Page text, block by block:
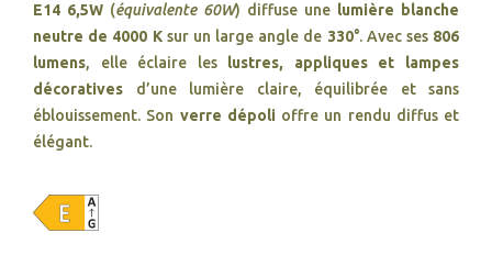
E14 6,5W (équivalente 60W) diffuse une lumière blanche
neutre de 4000 Ksur un large angle de 330°. Avec ses 806
lumens, elle éclaire les lustres, appliques et lampes
décoratives d’une lumière claire, équilibrée et sans
éblouissement. Son verre dépolioffre un rendu diffus et
élégant.